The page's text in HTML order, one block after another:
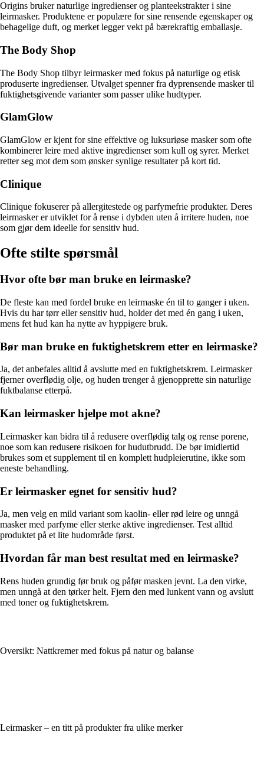
Origins bruker naturlige ingredienser og planteekstrakter i sine
leirmasker. Produktene er populære for sine rensende egenskaper og
behagelige duft, og merket legger vekt på bærekraftig emballasje.
The Body Shop
The Body Shop tilbyr leirmasker med fokus på naturlige og etisk
produserte ingredienser. Utvalget spenner fra dyprensende masker til
fuktighetsgivende varianter som passer ulike hudtyper.
GlamGlow
GlamGlow er kjent for sine effektive og luksuriøse masker som ofte
kombinerer leire med aktive ingredienser som kull og syrer. Merket
retter seg mot dem som ønsker synlige resultater på kort tid.
Clinique
Clinique fokuserer på allergitestede og parfymefrie produkter. Deres
leirmasker er utviklet for å rense i dybden uten å irritere huden, noe
som gjør dem ideelle for sensitiv hud.
Ofte stilte spørsmål
Hvor ofte bør man bruke en leirmaske?
De fleste kan med fordel bruke en leirmaske én til to ganger i uken.
Hvis du har tørr eller sensitiv hud, holder det med én gang i uken,
mens fet hud kan ha nytte av hyppigere bruk.
Bør man bruke en fuktighetskrem etter en leirmaske?
Ja, det anbefales alltid å avslutte med en fuktighetskrem. Leirmasker
fjerner overflødig olje, og huden trenger å gjenopprette sin naturlige
fuktbalanse etterpå.
Kan leirmasker hjelpe mot akne?
Leirmasker kan bidra til å redusere overflødig talg og rense porene,
noe som kan redusere risikoen for hudutbrudd. De bør imidlertid
brukes som et supplement til en komplett hudpleierutine, ikke som
eneste behandling.
Er leirmasker egnet for sensitiv hud?
Ja, men velg en mild variant som kaolin- eller rød leire og unngå
masker med parfyme eller sterke aktive ingredienser. Test alltid
produktet på et lite hudområde først.
Hvordan får man best resultat med en leirmaske?
Rens huden grundig før bruk og påfør masken jevnt. La den virke,
men unngå at den tørker helt. Fjern den med lunkent vann og avslutt
med toner og fuktighetskrem.
Oversikt: Nattkremer med fokus på natur og balanse
Leirmasker – en titt på produkter fra ulike merker